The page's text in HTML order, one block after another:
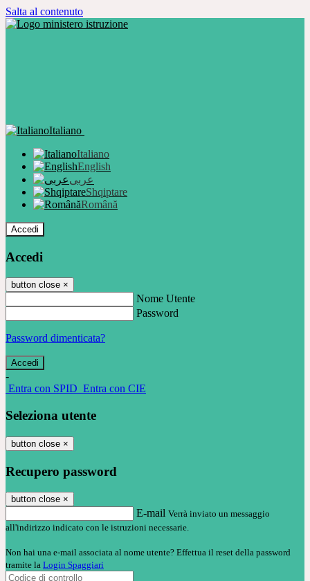
Salta al contenuto
Italiano
Italiano
English
عربى
Shqiptare
Română
Accedi
Accedi
button close ×
Nome Utente
Password
Password dimenticata?
-
Entra con SPID Entra con CIE
Seleziona utente
button close ×
Recupero password
button close ×
E-mail Verrà inviato un messaggio
all'indirizzo indicato con le istruzioni necessarie.
Non hai una e-mail associata al nome utente? Effettua il reset della password
tramite la Login Spaggiari